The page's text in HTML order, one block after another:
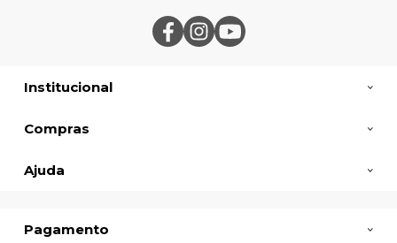
Institucional
Compras
Ajuda
Pagamento